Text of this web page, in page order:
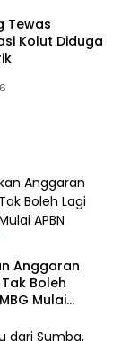
Tewas
Kolut Diduga
Anggaran
Boleh
Mulai